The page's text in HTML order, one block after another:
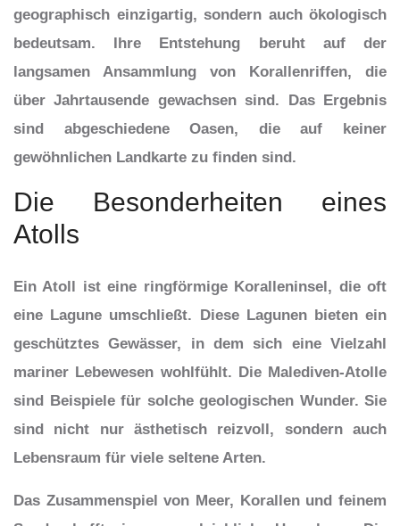
geographisch einzigartig, sondern auch ökologisch
bedeutsam. Ihre Entstehung beruht auf der
langsamen Ansammlung von Korallenriffen, die
über Jahrtausende gewachsen sind. Das Ergebnis
sind abgeschiedene Oasen, die auf keiner
gewöhnlichen Landkarte zu finden sind.
Die Besonderheiten eines
Atolls
Ein Atoll ist eine ringförmige Koralleninsel, die oft
eine Lagune umschließt. Diese Lagunen bieten ein
geschütztes Gewässer, in dem sich eine Vielzahl
mariner Lebewesen wohlfühlt. Die Malediven-Atolle
sind Beispiele für solche geologischen Wunder. Sie
sind nicht nur ästhetisch reizvoll, sondern auch
Lebensraum für viele seltene Arten.
Das Zusammenspiel von Meer, Korallen und feinem